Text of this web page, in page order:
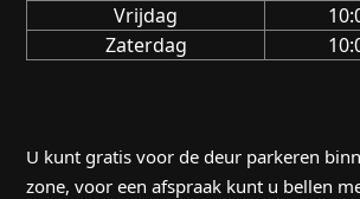
Vrijdag
Zaterdag
U kunt gratis voor de deur parkeren
zone, voor een afspraak kunt u bellen